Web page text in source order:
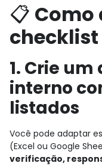
📋 Como
1. Crie
interno
listados
Você pode adaptar
(Excel ou Google
verificação,